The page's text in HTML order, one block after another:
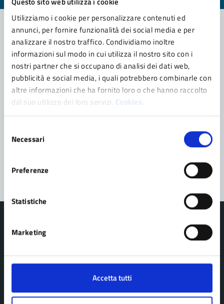
Utilizziamo i cookie per personalizzare contenuti ed
annunci, per fornire funzionalità dei social media e per
analizzare il nostro traffico. Condividiamo inoltre
informazioni sul modo in cui utilizza il nostro sito con i
nostri partner che si occupano di analisi dei dati web,
pubblicità e social media, i quali potrebbero combinarle con
altre informazioni che ha fornito loro o che hanno raccolto
dal suo utilizzo dei loro servizi. Cookies.
delNecessari
Preferenze
Statistiche
Marketing
Accetta tutti
Contatta il comune
Leggi le domande frequenti
Richiedi assistenza
Prenota appuntamento
Problemi in città
Comune di Pavullo nel Frignano
AMMINISTRAZIONE